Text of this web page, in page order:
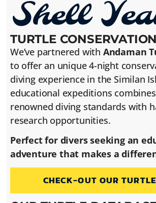
TURTLE
We’ve partnered with Andaman
to offer an unique 4-night
diving experience in the Similan
educational expeditions
renowned diving standards with
research opportunities.
Perfect for divers seeking an
adventure that makes a
CHECK-OUT OUR